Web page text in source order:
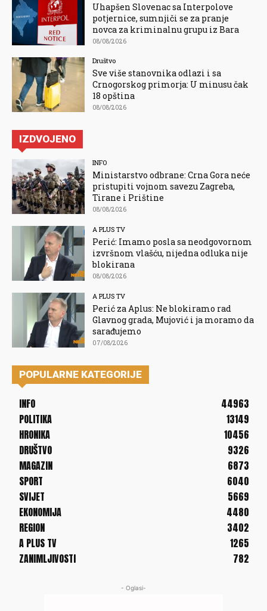
Uhapšen Slovenac sa Interpolove
potjernice, sumnjiči se za pranje
novca za kriminalnu grupu iz Bara
08/08/2026
Društvo
Sve više stanovnika odlazi i sa
Crnogorskog primorja: U minusu čak
18 opština
08/08/2026
IZDVOJENO
INFO
Ministarstvo odbrane: Crna Gora neće
pristupiti vojnom savezu Zagreba,
Tirane i Prištine
08/08/2026
A PLUS TV
Perić: Imamo posla sa neodgovornom
izvršnom vlašću, nijedna odluka nije
blokirana
08/08/2026
A PLUS TV
Perić za Aplus: Ne blokiramo rad
Glavnog grada, Mujović i ja moramo da
sarađujemo
07/08/2026
POPULARNE KATEGORIJE
INFO
44963
POLITIKA
13149
HRONIKA
10456
DRUŠTVO
9326
MAGAZIN
6873
SPORT
6040
SVIJET
5669
EKONOMIJA
4480
REGION
3402
A PLUS TV
1265
ZANIMLJIVOSTI
782
- Oglasi-